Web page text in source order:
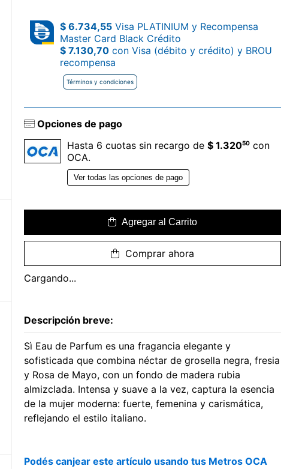
$ 6.734,55Visa PLATINIUM y Recompensa
Master Card Black Crédito
$ 7.130,70con Visa (débito y crédito) y BROU
recompensa
Términos y condiciones
Opciones de pago
Hasta 6 cuotas sin recargo de $ 1.32050con
OCA.
Ver todas las opciones de pago
Agregar al Carrito
Comprar ahora
Cargando...
Descripción breve:
Sì Eau de Parfum es una fragancia elegante y
sofisticada que combina néctar de grosella negra, fresia
y Rosa de Mayo, con un fondo de madera rubia
almizclada. Intensa y suave a la vez, captura la esencia
de la mujer moderna: fuerte, femenina y carismática,
reflejando el estilo italiano.
Podés canjear este artículo usando tus Metros OCA